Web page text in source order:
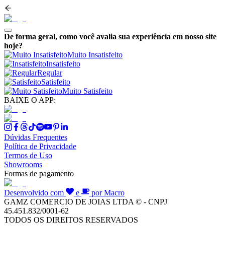
De forma geral, como você avalia sua experiência em nosso site
hoje?
Muito Insatisfeito
Insatisfeito
Regular
Satisfeito
Muito Satisfeito
BAIXE O APP:
Dúvidas Frequentes
Política de Privacidade
Termos de Uso
Showrooms
Formas de pagamento
Desenvolvido com e
por Macro
GAMZ COMERCIO DE JOIAS LTDA © - CNPJ
45.451.832/0001-62
TODOS OS DIREITOS RESERVADOS